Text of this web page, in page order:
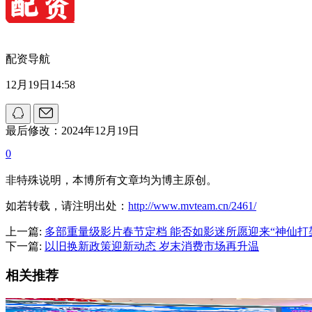
配资导航
12月19日14:58
最后修改：2024年12月19日
0
非特殊说明，本博所有文章均为博主原创。
如若转载，请注明出处： http://www.mvteam.cn/2461/
上一篇: 多部重量级影片春节定档 能否如影迷所愿迎来“神仙打
下一篇: 以旧换新政策迎新动态 岁末消费市场再升温
相关推荐